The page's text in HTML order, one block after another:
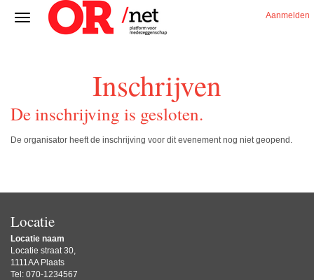
Aanmelden
Inschrijven
De inschrijving is gesloten.
De organisator heeft de inschrijving voor dit evenement nog niet geopend.
Locatie
Locatie naam
Locatie straat 30,
1111AA Plaats
Tel: 070-1234567